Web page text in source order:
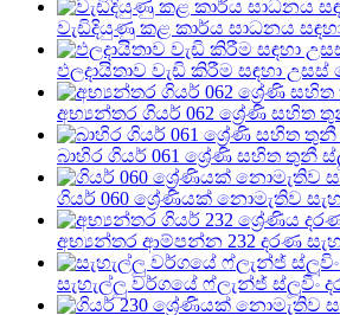
වැඩිදියුණු කළ කාර්ය සාධනය
ඵලදායිතාව වැඩි කිරීම සඳහා
අභ්‍යන්තර ගියර් 062 ශ්‍රේණි සහිත
බාහිර ගියර් 061 ශ්‍රේණි සහිත තුනී
ගියර් 060 ශ්‍රේණියක් නොමැතිව
අභ්‍යන්තර ආම්පන්න 232 දරණ
සැහැල්ලු වර්ගයේ ෆ්ලැන්ජ් ස්ලූවිං